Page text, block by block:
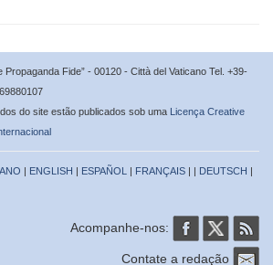
Propaganda Fide” - 00120 - Città del Vaticano Tel. +39-
do site estão publicados sob uma Licença Creative
| ENGLISH | ESPAÑOL | FRANÇAIS | | DEUTSCH |
Acompanhe-nos:
Contate a redação